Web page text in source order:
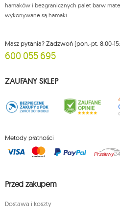
hamaków i bezgranicznych palet barw
wykonywane są hamaki.
Masz pytania? Zadzwoń (pon.-pt. 8:00-
600 055 695
ZAUFANY SKLEP
Metody płatności
Przed zakupem
Dostawa i koszty